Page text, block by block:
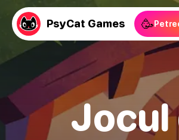
PsyCat Games 🥳
Jocul